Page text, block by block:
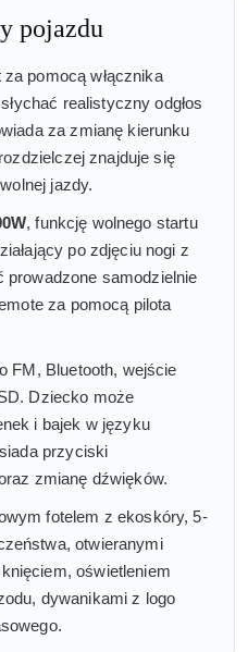
pojazdu
pomocą włącznika
realistyczny odgłos
za zmianę kierunku
znajduje się
jazdy.
, funkcję wolnego startu
po zdjęciu nogi z
prowadzone samodzielnie
za pomocą pilota
FM, Bluetooth, wejście
Dziecko może
i bajek w języku
przyciski
zmianę dźwięków.
fotelem z ekoskóry, 5-
otwieranymi
oświetleniem
dywanikami z logo